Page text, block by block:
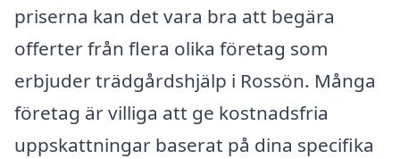
priserna kan det vara bra att begära
offerter från flera olika företag som
erbjuder trädgårdshjälp i Rossön. Många
företag är villiga att ge kostnadsfria
uppskattningar baserat på dina specifika